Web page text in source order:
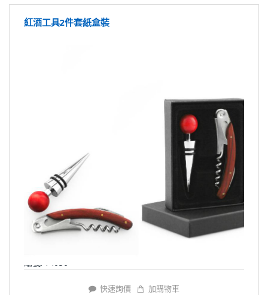
紅酒工具2件套紙盒裝
快速詢價 加購物車